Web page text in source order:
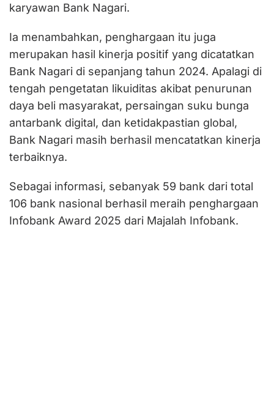
karyawan Bank Nagari.
Ia menambahkan, penghargaan itu juga
merupakan hasil kinerja positif yang dicatatkan
Bank Nagari di sepanjang tahun 2024. Apalagi di
tengah pengetatan likuiditas akibat penurunan
daya beli masyarakat, persaingan suku bunga
antarbank digital, dan ketidakpastian global,
Bank Nagari masih berhasil mencatatkan kinerja
terbaiknya.
Sebagai informasi, sebanyak 59 bank dari total
106 bank nasional berhasil meraih penghargaan
Infobank Award 2025 dari Majalah Infobank.